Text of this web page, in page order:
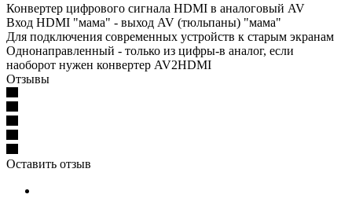
Конвертер цифрового сигнала HDMI в аналоговый AV
Вход HDMI "мама" - выход AV (тюльпаны) "мама"
Для подключения современных устройств к старым экранам
Однонаправленный - только из цифры-в аналог, если
наоборот нужен конвертер AV2HDMI
Отзывы
Оставить отзыв